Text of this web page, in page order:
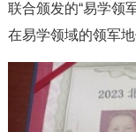
联合颁发的“易学领
在易学领域的领军地